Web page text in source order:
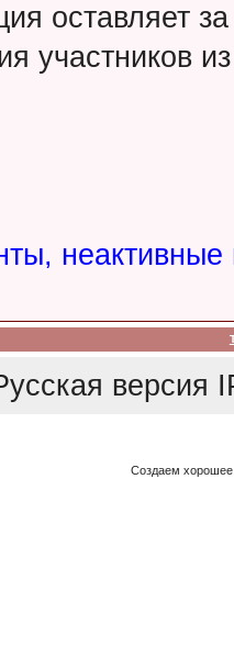
оставляет
участников
версия
Создаем